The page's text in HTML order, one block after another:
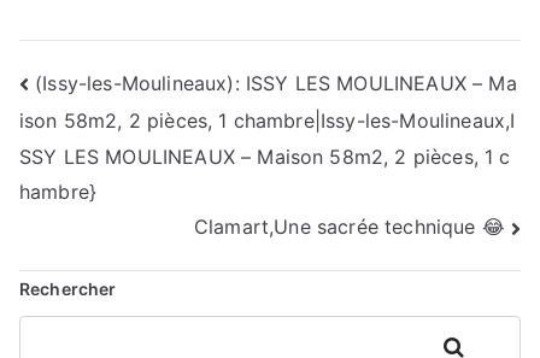
Navigation
de
l’article
(Issy-les-Moulineaux): ISSY LES MOULINEAUX – Ma
ison 58m2, 2 pièces, 1 chambre|Issy-les-Moulineaux,I
SSY LES MOULINEAUX – Maison 58m2, 2 pièces, 1 c
hambre}
Clamart,Une sacrée technique 😂
Rechercher
Rechercher